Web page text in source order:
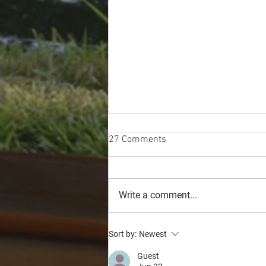
What Are The Best Ways to
Reserve RV Sites in Key West?
27 Comments
Write a comment...
Sort by: Newest
Guest